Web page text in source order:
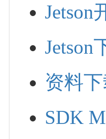
Jetson
Jetson
资料
SDK